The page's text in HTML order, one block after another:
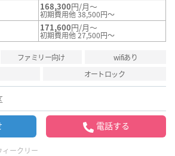
168,300円/月～
初期費用他 38,500円～
171,600円/月～
初期費用他 27,500円～
ファミリー向け
wifiあり
オートロック
電話する
ークリー